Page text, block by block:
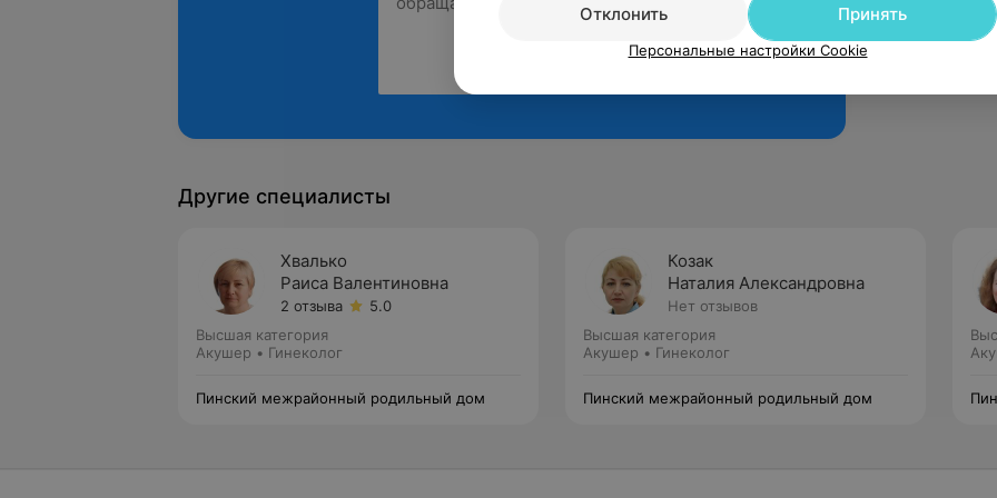
Другие специалисты
Хвалько
Раиса Валентиновна
2 отзыва
5.0
Высшая категория
Акушер • Гинеколог
Пинский межрайонный родильный дом
Козак
Наталия Александровна
Нет отзывов
Высшая категория
Акушер • Гинеколог
Пинский межрайонный родильный дом
Отклонить
Принять
Персональные настройки Cookie